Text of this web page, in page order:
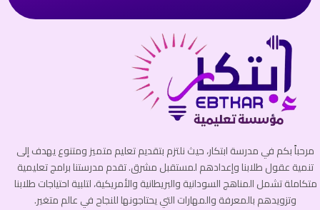
مرحباً بكم في مدرسة ابتكار، حيث نلتزم بتقديم تعليم متميز ومتنوع يهدف إلى
تنمية عقول طلابنا وإعدادهم لمستقبل مشرق. تقدم مدرستنا برامج تعليمية
متكاملة تشمل المناهج السودانية والبريطانية والأمريكية، لتلبية احتياجات طلابنا
وتزويدهم بالمعرفة والمهارات التي يحتاجونها للنجاح في عالم متغير.